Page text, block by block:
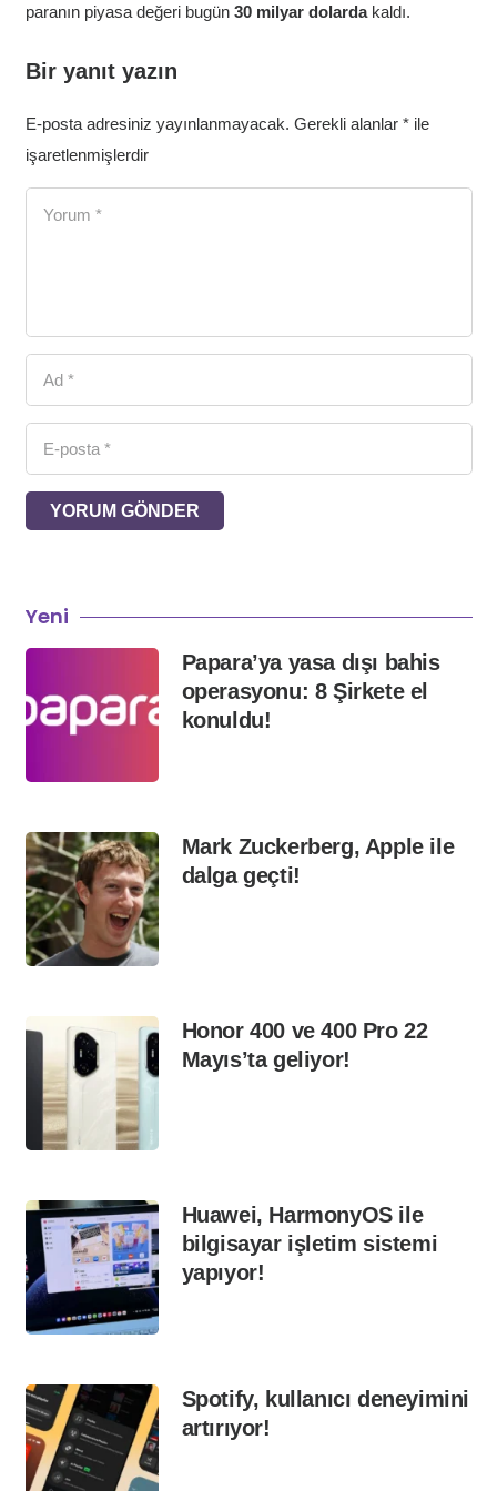
paranın piyasa değeri bugün 30 milyar dolarda kaldı.
Bir yanıt yazın
E-posta adresiniz yayınlanmayacak. Gerekli alanlar *ile
işaretlenmişlerdir
YORUM GÖNDER
Yeni
Papara’ya yasa dışı bahis
operasyonu: 8 Şirkete el
konuldu!
Mark Zuckerberg, Apple ile
dalga geçti!
Honor 400 ve 400 Pro 22
Mayıs’ta geliyor!
Huawei, HarmonyOS ile
bilgisayar işletim sistemi
yapıyor!
Spotify, kullanıcı deneyimini
artırıyor!